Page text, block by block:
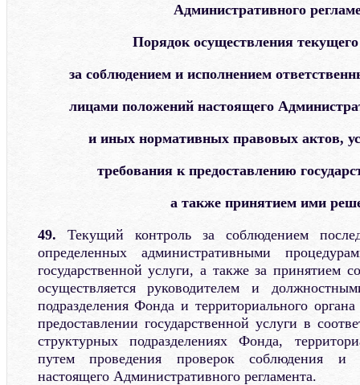
Административного
Порядок осуществления
за соблюдением и исполнением
лицами положений настоящего
и иных нормативных правовых актов,
требования к предоставлению
а также принятием ими
49. Текущий контроль за соблюдением
определенных административными
государственной услуги, а также за принятием
осуществляется руководителем и
подразделения Фонда и территориального
предоставлении государственной услуги в
структурных подразделениях Фонда,
путем проведения проверок соблюдения и
настоящего Административного регламента.